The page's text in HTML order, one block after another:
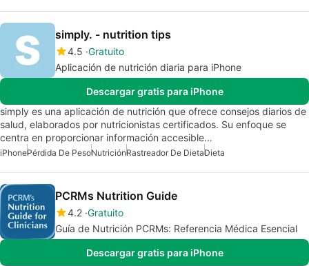
simply. - nutrition tips
4.5 Gratuito
Aplicación de nutrición diaria para iPhone
Descargar gratis para iPhone
simply es una aplicación de nutrición que ofrece consejos diarios de
salud, elaborados por nutricionistas certificados. Su enfoque se
centra en proporcionar información accesible…
iPhonePérdida De PesoNutriciónRastreador De DietaDieta
PCRMs Nutrition Guide
4.2 Gratuito
Guía de Nutrición PCRMs: Referencia Médica Esencial
Descargar gratis para iPhone